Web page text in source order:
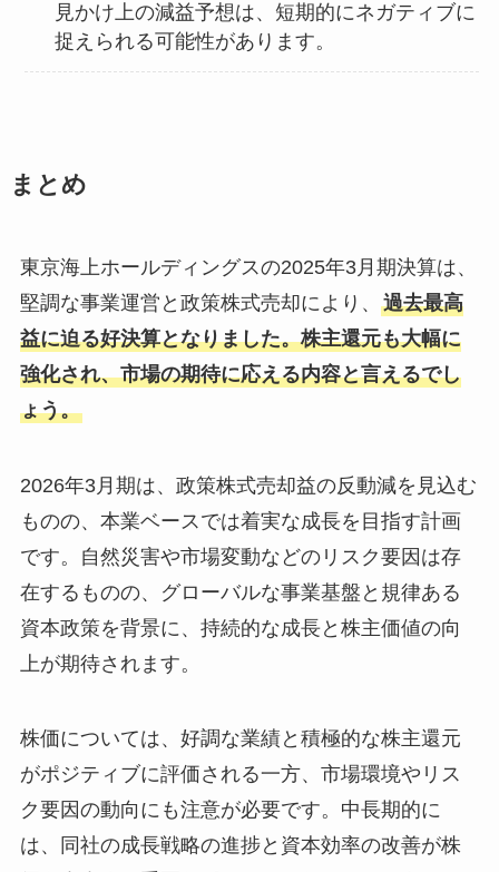
見かけ上の減益予想は、短期的にネガティブに
捉えられる可能性があります。
まとめ
東京海上ホールディングスの2025年3月期決算は、
堅調な事業運営と政策株式売却により、 過去最高
益に迫る好決算となりました。株主還元も大幅に
強化され、市場の期待に応える内容と言えるでし
ょう。
2026年3月期は、政策株式売却益の反動減を見込む
ものの、本業ベースでは着実な成長を目指す計画
です。自然災害や市場変動などのリスク要因は存
在するものの、グローバルな事業基盤と規律ある
資本政策を背景に、持続的な成長と株主価値の向
上が期待されます。
株価については、好調な業績と積極的な株主還元
がポジティブに評価される一方、市場環境やリス
ク要因の動向にも注意が必要です。中長期的に
は、同社の成長戦略の進捗と資本効率の改善が株